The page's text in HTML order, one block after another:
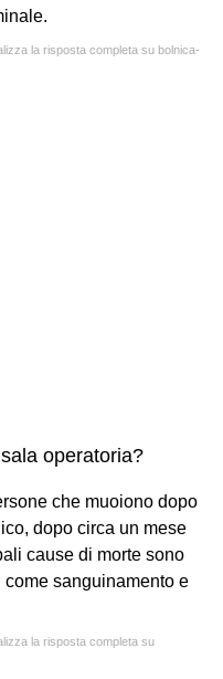
la risposta completa su bolnica-
operatoria?
che muoiono dopo
dopo circa un mese
cause di morte sono
come sanguinamento e
la risposta completa su